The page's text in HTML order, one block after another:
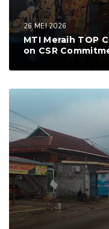
26 MEI 2026
MTI Meraih TOP
on CSR